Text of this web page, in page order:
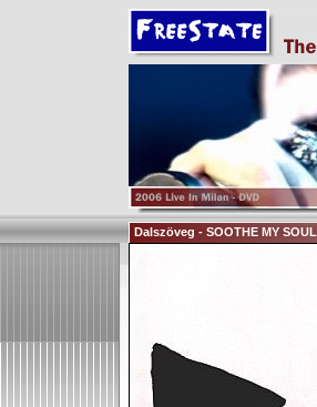
Dalszöveg - SOOTHE MY SOUL